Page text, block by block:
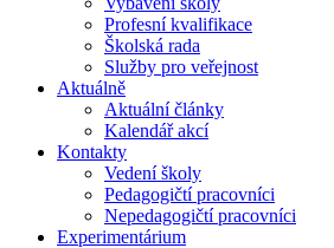
Profesní kvalifikace
Školská rada
Služby pro veřejnost
Aktuálně
Aktuální články
Kalendář akcí
Kontakty
Vedení školy
Pedagogičtí pracovníci
Nepedagogičtí pracovníci
Experimentárium